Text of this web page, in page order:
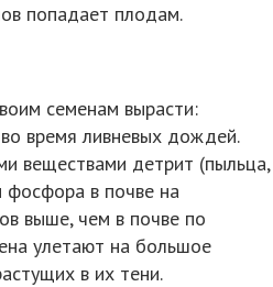
попадает плодам.
семенам вырасти:
время ливневых дождей.
веществами детрит (пыльца,
фосфора в почве на
выше, чем в почве по
улетают на большое
в их тени.